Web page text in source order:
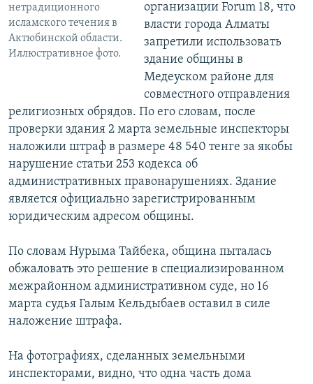
нетрадиционного
исламского течения в
Актюбинской области.
Иллюстративное фото.
организации Forum 18, что
власти города Алматы
запретили использовать
здание общины в
Медеуском районе для
совместного отправления
религиозных обрядов. По его словам, после
проверки здания 2 марта земельные инспекторы
наложили штраф в размере 48 540 тенге за якобы
нарушение статьи 253 кодекса об
административных правонарушениях. Здание
является официально зарегистрированным
юридическим адресом общины.
По словам Нурыма Тайбека, община пыталась
обжаловать это решение в специализированном
межрайонном административном суде, но 16
марта судья Галым Кельдыбаев оставил в силе
наложение штрафа.
На фотографиях, сделанных земельными
инспекторами, видно, что одна часть дома